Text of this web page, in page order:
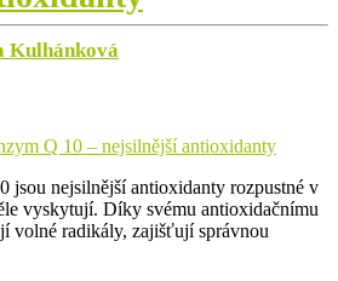
Kulhánková
jsou nejsilnější antioxidanty rozpustné v
vyskytují. Díky svému antioxidačnímu
volné radikály, zajišťují správnou